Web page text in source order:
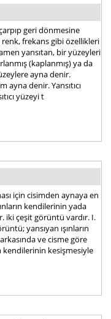
geri dönmesine
renk, frekans gibi özellikleri
yansıtan, bir yüzeyleri
(kaplanmış) ya da
ayna denir.
ayna denir. Yansıtıcı
yüzeyi t
için cisimden aynaya en
kendilerinin yada
iki çeşit görüntü vardır. I.
yansıyan ışınların
ve cisme göre
kendilerinin kesişmesiyle